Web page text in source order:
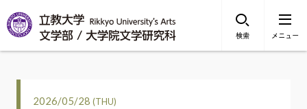
検索 メニュー
2026/05/28 (THU)